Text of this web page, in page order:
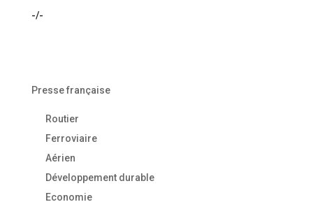
-/-
Presse française
Routier
Ferroviaire
Aérien
Développement durable
Economie